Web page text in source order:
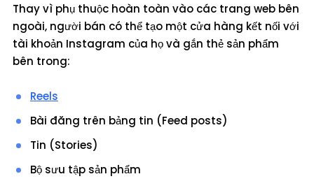
Thay vì phụ thuộc hoàn toàn vào các trang web bên
ngoài, người bán có thể tạo một cửa hàng kết nối với
tài khoản Instagram của họ và gắn thẻ sản phẩm
bên trong:
Reels
Bài đăng trên bảng tin (Feed posts)
Tin (Stories)
Bộ sưu tập sản phẩm